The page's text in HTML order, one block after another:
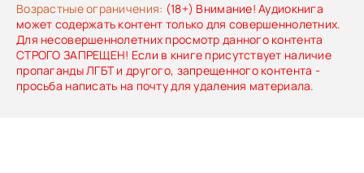
Возрастные ограничения: (18+) Внимание! Аудиокнига
может содержать контент только для совершеннолетних.
Для несовершеннолетних просмотр данного контента
СТРОГО ЗАПРЕЩЕН! Если в книге присутствует наличие
пропаганды ЛГБТ и другого, запрещенного контента -
просьба написать на почту для удаления материала.